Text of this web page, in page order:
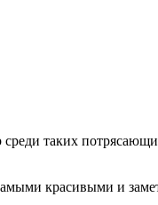
таких
красивыми и